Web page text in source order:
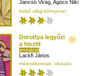
Jancsó Virág Agócs Niki
külső világ-környezet
másodikosnak
olvasás
rím
Dorottya legyőzi
a hisztit
animáció
Lackfi János
másodikosnak olvasás
rím